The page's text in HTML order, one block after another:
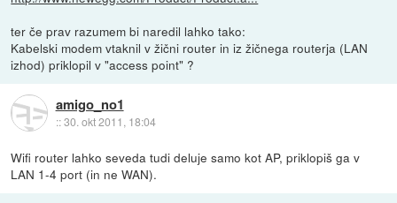
ter če prav razumem bi naredil lahko tako:
Kabelski modem vtaknil v žični router in iz žičnega routerja (LAN
izhod) priklopil v "access point" ?
amigo_no1
::30. okt 2011, 18:04
Wifi router lahko seveda tudi deluje samo kot AP, priklopiš ga v
LAN 1-4 port (in ne WAN).